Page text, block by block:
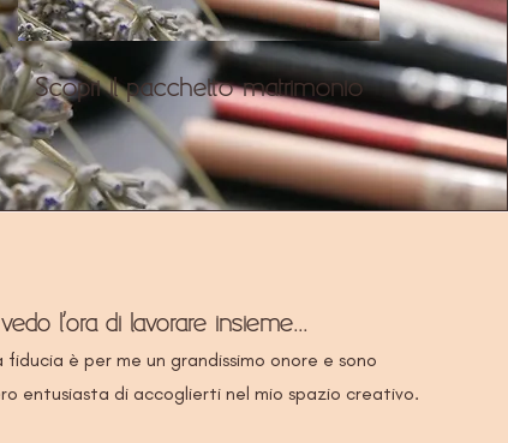
Scopri il pacchetto matrimonio
l'ora di lavorare insieme...
fiducia è per me un grandissimo onore e sono
entusiasta di accoglierti nel mio spazio creativo.